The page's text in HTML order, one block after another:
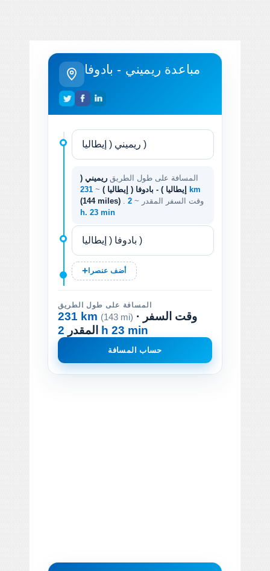
مباعدة ريميني - بادوفا
المسافة على طول الطريق ريميني (
إيطاليا ) - بادوفا ( إيطاليا ) ~
231 km
(144 miles)
. وقت السفر المقدر ~ 2
h. 23 min
أضف عنصرا
المسافة على طول الطريق
231 km (143 mi) · وقت السفر
المقدر 2 h 23 min
حساب المسافة